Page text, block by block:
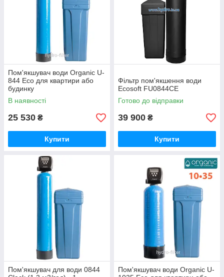
Пом'якшувач води Organic U-
844 Eco для квартири або
будинку
В наявності
25 530 ₴
Купити
Фільтр пом'якшення води
Ecosoft FU0844CE
Готово до відправки
39 900 ₴
Купити
Пом'якшувач для води 0844
Пом'якшувач води Organic U-